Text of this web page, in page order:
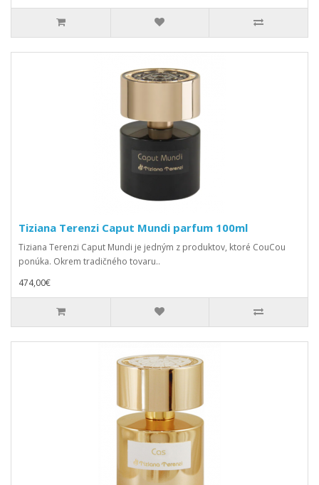
Tiziana Terenzi Caput Mundi parfum 100ml
Tiziana Terenzi Caput Mundi je jedným z produktov, ktoré CouCou
ponúka. Okrem tradičného tovaru..
474,00€